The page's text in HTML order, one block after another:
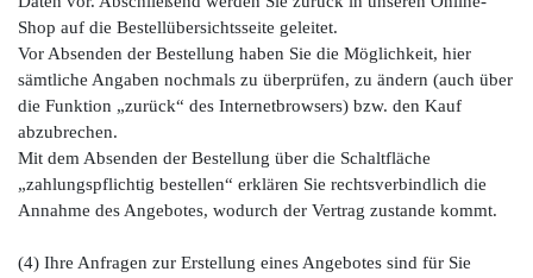
Shop auf die Bestellübersichtsseite geleitet.
Vor Absenden der Bestellung haben Sie die Möglichkeit, hier
sämtliche Angaben nochmals zu überprüfen, zu ändern (auch über
die Funktion „zurück“ des Internetbrowsers) bzw. den Kauf
abzubrechen.
Mit dem Absenden der Bestellung über die Schaltfläche
„zahlungspflichtig bestellen“ erklären Sie rechtsverbindlich die
Annahme des Angebotes, wodurch der Vertrag zustande kommt.
(4) Ihre Anfragen zur Erstellung eines Angebotes sind für Sie